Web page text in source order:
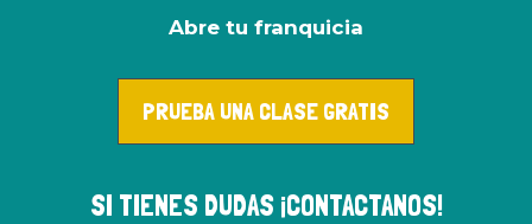
Abre tu franquicia
PRUEBA UNA CLASE GRATIS
SI TIENES DUDAS ¡CONTACTANOS!